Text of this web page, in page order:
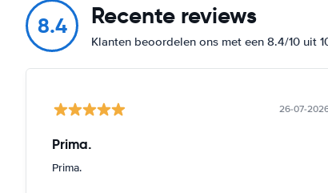
8.4 Recente reviews
Klanten beoordelen ons met een 8.4/10 uit
26-07-
Prima.
Prima.